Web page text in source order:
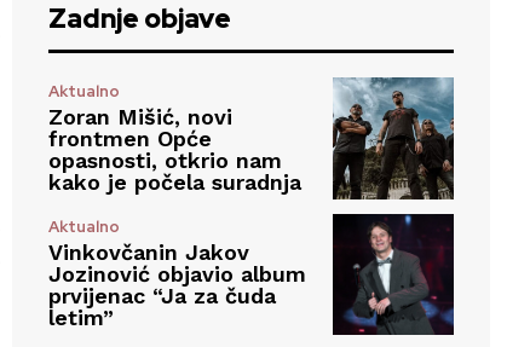
Zadnje objave
Aktualno
Zoran Mišić, novi
frontmen Opće
opasnosti, otkrio nam
kako je počela suradnja
Aktualno
Vinkovčanin Jakov
Jozinović objavio album
prvijenac “Ja za čuda
letim”